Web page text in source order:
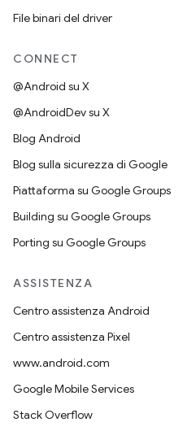
File binari del driver
CONNECT
@Android su X
@AndroidDev su X
Blog Android
Blog sulla sicurezza di Google
Piattaforma su Google Groups
Building su Google Groups
Porting su Google Groups
ASSISTENZA
Centro assistenza Android
Centro assistenza Pixel
www.android.com
Google Mobile Services
Stack Overflow